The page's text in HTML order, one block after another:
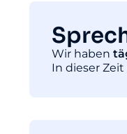
Wir haben
In dieser